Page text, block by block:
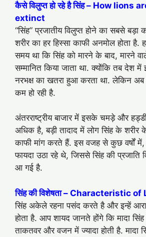
कैसे विलुप्त हो रहे है सिंह – How lions
extinct
“सिंह” प्रजातीय विलुप्त होने का सबसे बड़ा
शरीर का हर हिस्सा काफी अनमोल होता है.
समय था कि सिंह को मारने के बाद, मारने
सम्मानित किया जाता था. क्योंकि तब देश
नरभक्ष का खतरा हुआ करता था. लेकिन
कम हो रही है.
अंतरराष्ट्रीय बाजार में इसके चमड़े और
अधिक है, बड़ी तादाद में लोग सिंह के शरीर
काफी मांग करते हैं. इस वजह से कुछ वर्षों में,
फायदा उठा रहे थे, जिससे सिंह की प्रजाति
आ गई है.
सिंह की विशेषता – Characteristic of
सिंह अकेले रहना पसंद करते है और इन्हें
होता है. आप शायद जानते होंगे कि मादा
ताकतवर और वजन में ज्यादा होती है. मादा